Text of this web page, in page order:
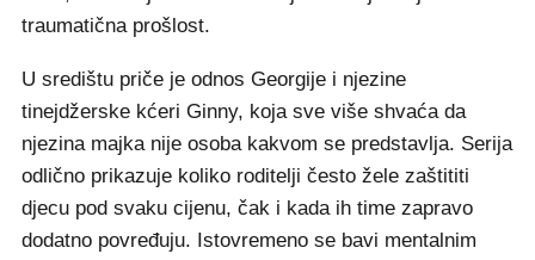
traumatična prošlost.
U središtu priče je odnos Georgije i njezine
tinejdžerske kćeri Ginny, koja sve više shvaća da
njezina majka nije osoba kakvom se predstavlja. Serija
odlično prikazuje koliko roditelji često žele zaštititi
djecu pod svaku cijenu, čak i kada ih time zapravo
dodatno povređuju. Istovremeno se bavi mentalnim